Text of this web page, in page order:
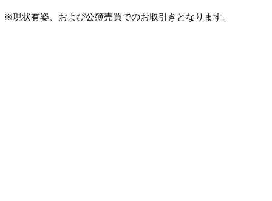
※現状有姿、および公簿売買でのお取引きとなります。